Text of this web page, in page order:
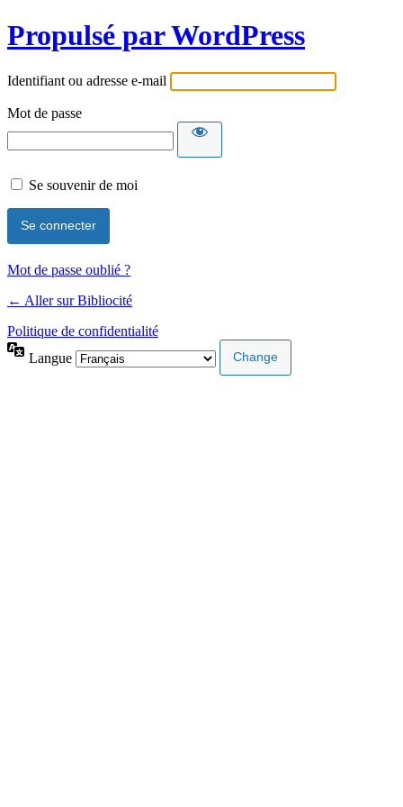
Propulsé par WordPress
Identifiant ou adresse e-mail
Mot de passe
Se souvenir de moi
Mot de passe oublié ?
← Aller sur Bibliocité
Politique de confidentialité
Langue